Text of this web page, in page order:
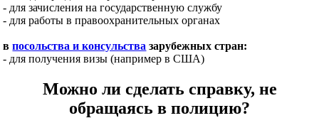
- для зачисления на государственную службу
- для работы в правоохранительных органах
впосольства и консульства зарубежных стран:
- для получения визы (например в США)
Можно ли сделать справку, не
обращаясь в полицию?